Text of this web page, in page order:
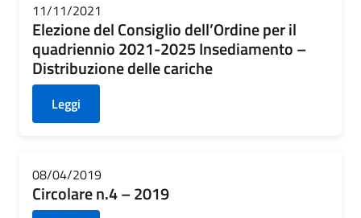
11/11/2021
Elezione del Consiglio dell’Ordine per il
quadriennio 2021-2025 Insediamento –
Distribuzione delle cariche
Leggi
08/04/2019
Circolare n.4 – 2019